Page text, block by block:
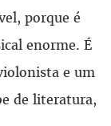
porque é
enorme. É
e um
de literatura,